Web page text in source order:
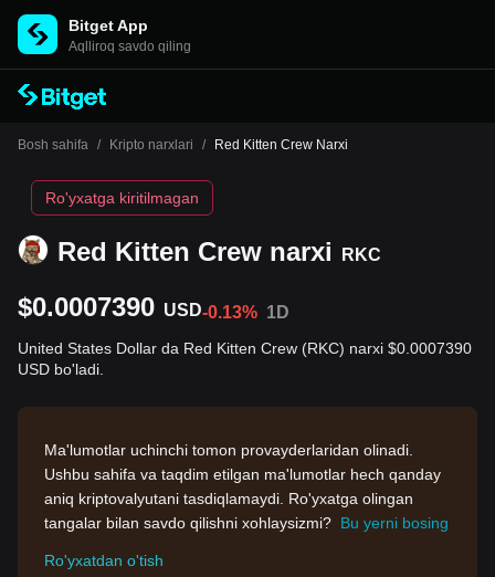
Bitget App
Aqlliroq savdo qiling
Bosh sahifa / Kripto narxlari / Red Kitten Crew Narxi
Red Kitten Crew narxi RKC
Ro'yxatga kiritilmagan
$0.0007390 USD-0.13% 1D
United States Dollar da Red Kitten Crew (RKC) narxi $0.0007390
USD bo'ladi.
Ma'lumotlar uchinchi tomon provayderlaridan olinadi.
Ushbu sahifa va taqdim etilgan ma'lumotlar hech qanday
aniq kriptovalyutani tasdiqlamaydi. Ro'yxatga olingan
tangalar bilan savdo qilishni xohlaysizmi? Bu yerni bosing
Ro'yxatdan o'tish